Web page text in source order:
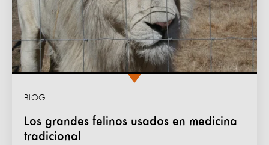
Los grandes felinos usados en medicina
tradicional
BLOG